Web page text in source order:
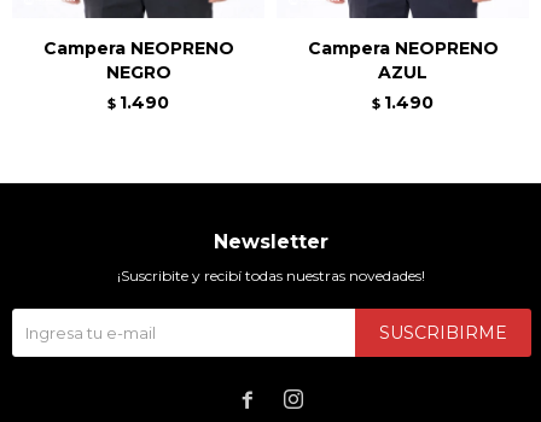
Campera NEOPRENO
NEGRO
$ 1.490
Campera NEOPRENO
AZUL
$ 1.490
Newsletter
¡Suscribite y recibí todas nuestras novedades!
SUSCRIBIRME
 